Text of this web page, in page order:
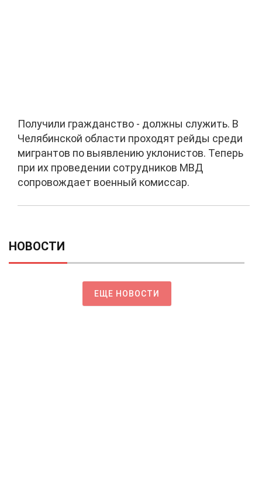
Получили гражданство - должны служить. В
Челябинской области проходят рейды среди
мигрантов по выявлению уклонистов. Теперь
при их проведении сотрудников МВД
сопровождает военный комиссар.
НОВОСТИ
ЕЩЕ НОВОСТИ